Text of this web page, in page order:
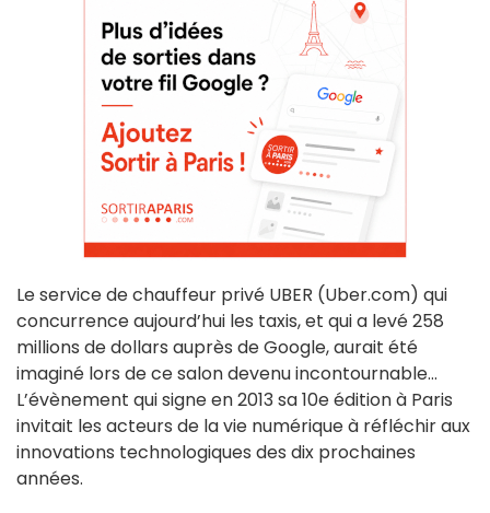
Le service de chauffeur privé UBER (Uber.com) qui
concurrence aujourd’hui les taxis, et qui a levé 258
millions de dollars auprès de Google, aurait été
imaginé lors de ce salon devenu incontournable…
L’évènement qui signe en 2013 sa 10e édition à Paris
invitait les acteurs de la vie numérique à réfléchir aux
innovations technologiques des dix prochaines
années.